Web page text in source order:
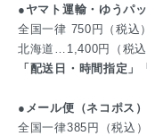
●ヤマト運輸・ゆうパ
全国一律 750円（税込
北海道…1,400円（税
「配送日・時間指定」
●メール便（ネコポス）
全国一律385円（税込）